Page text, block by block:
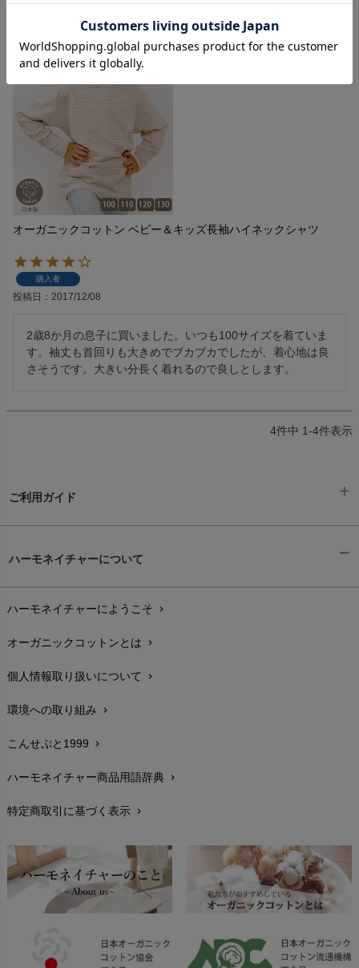
オーガニックコットン ベビー＆キッズ長袖ハイネックシャツ
購入者
投稿日 2017/12/08
2歳8か月の息子に買いました。いつも100サイズを着ていま
す。袖丈も首回りも大きめでブカブカでしたが、着心地は良
さそうです。大きい分長く着れるので良しとします。
4件中 1-4件表示
ご利用ガイド
配送と送料chevron_right
在庫状況と発送予定chevron_right
サイズ・寸法chevron_right
生地・素材chevron_right
お手入れについて
レビューを書こうchevron_right
返品交換chevron_right
FAXでのご注文
お問い合わせchevron_right
ハーモネイチャーについて
ハーモネイチャーにようこそ chevron_right
オーガニックコットンとは chevron_right
個人情報取り扱いについて chevron_right
環境への取り組み chevron_right
こんせぷと1999 chevron_right
ハーモネイチャー商品用語辞典 chevron_right
特定商取引に基づく表示 chevron_right